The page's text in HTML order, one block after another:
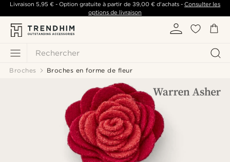
Rechercher
Livraison 5,95 €- Option gratuite à partir de 39,00 €d'achats -Consulter les
options de livraison
Broches Broches en forme de fleur